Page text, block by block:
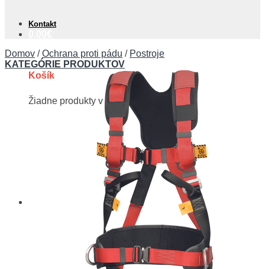
Košík
Žiadne produkty v košíku.
Kontakt
Domov / Ochrana proti pádu / Postroje
KATEGÓRIE PRODUKTOV